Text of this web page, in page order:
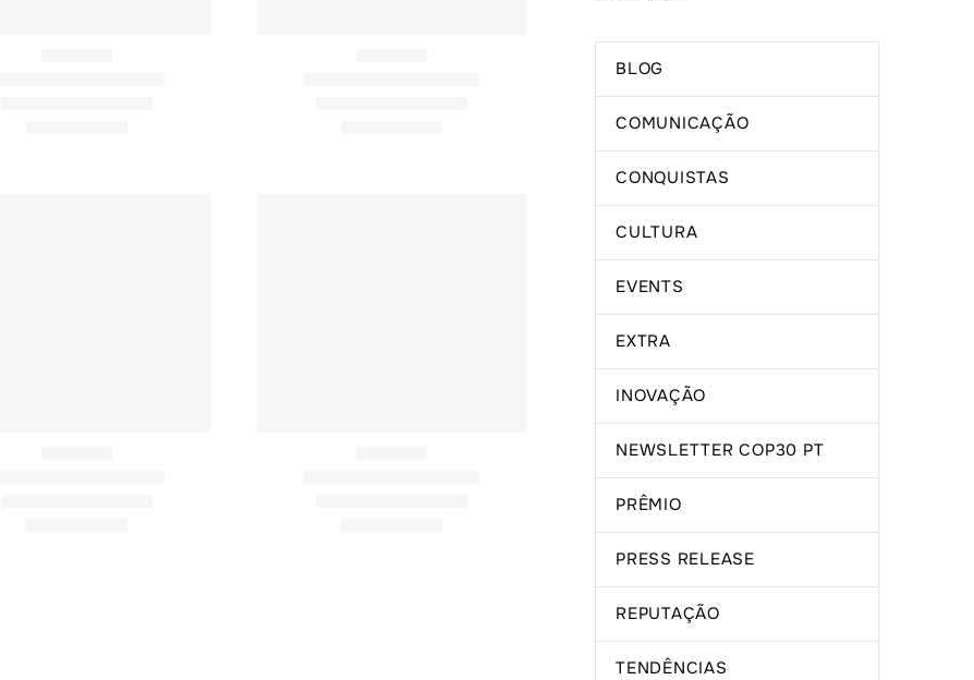
BLOG
COMUNICAÇÃO
CONQUISTAS
CULTURA
EVENTS
EXTRA
INOVAÇÃO
NEWSLETTER COP30 PT
PRÊMIO
PRESS RELEASE
REPUTAÇÃO
TENDÊNCIAS